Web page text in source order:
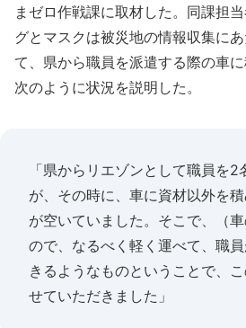
まゼロ作戦課に取材した。同課担
グとマスクは被災地の情報収集に
て、県から職員を派遣する際の車に
次のように状況を説明した。
「県からリエゾンとして職員を
が、その時に、車に資材以外を
が空いていました。そこで、（
ので、なるべく軽く運べて、職
きるようなものということで、
せていただきました」